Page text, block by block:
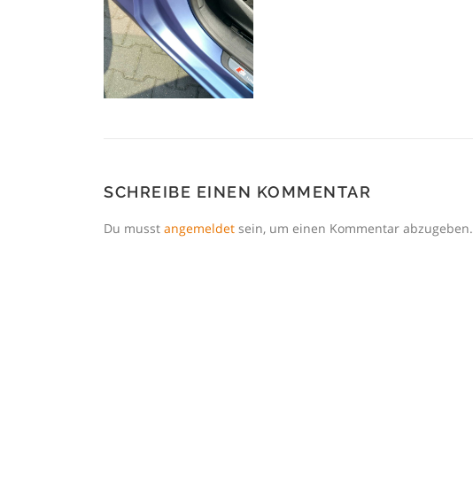
SCHREIBE EINEN KOMMENTAR
Du musst angemeldet sein, um einen Kommentar abzugeben.